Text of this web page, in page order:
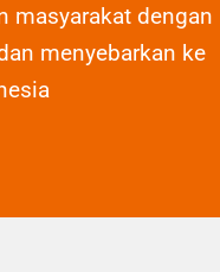
masyarakat dengan
menyebarkan ke